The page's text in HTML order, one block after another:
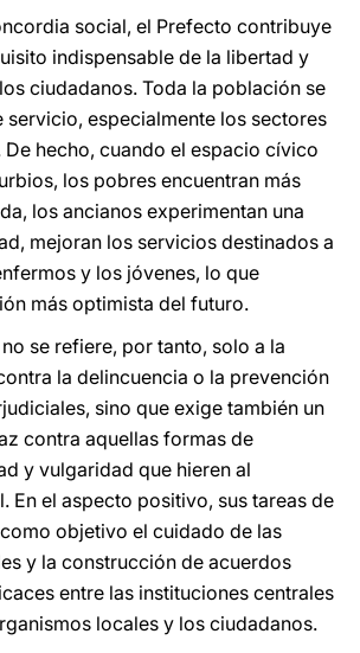
social, el Prefecto contribuye
indispensable de la libertad y
ciudadanos. Toda la población se
servicio, especialmente los sectores
De hecho, cuando el espacio cívico
los pobres encuentran más
los ancianos experimentan una
mejoran los servicios destinados a
y los jóvenes, lo que
más optimista del futuro.
se refiere, por tanto, solo a la
la delincuencia o la prevención
sino que exige también un
contra aquellas formas de
y vulgaridad que hieren al
En el aspecto positivo, sus tareas de
objetivo el cuidado de las
y la construcción de acuerdos
entre las instituciones centrales
locales y los ciudadanos.